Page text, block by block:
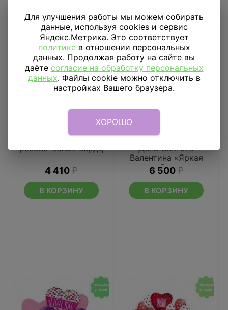
розово-белых сердц
4 410 ₽
В КОРЗИНУ
День Святого
Валентина «Яркая
любовь»
6 500 ₽
В КОРЗИНУ
Для улучшения работы мы можем собирать
данные, используя cookies и сервис
Яндекс.Метрика. Это соответствует
политикев отношении персональных
данных. Продолжая работу на сайте вы
даёте согласие на обработку персональных
данных. Файлы cookie можно отключить в
настройках Вашего браузера.
ХОРОШО